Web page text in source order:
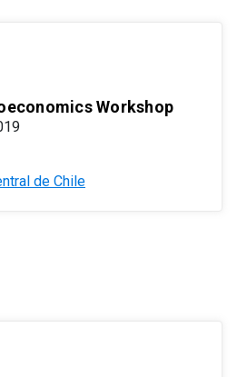
Workshop
de Chile